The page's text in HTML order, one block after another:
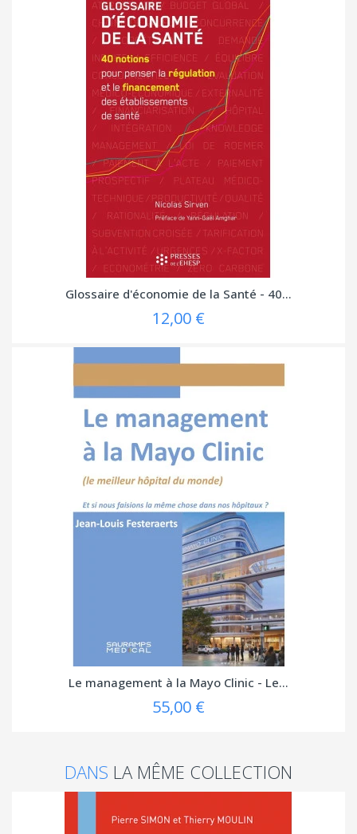
Glossaire d'économie de la Santé - 40...
12,00 €
Le management à la Mayo Clinic - Le...
55,00 €
DANS LA MÊME COLLECTION